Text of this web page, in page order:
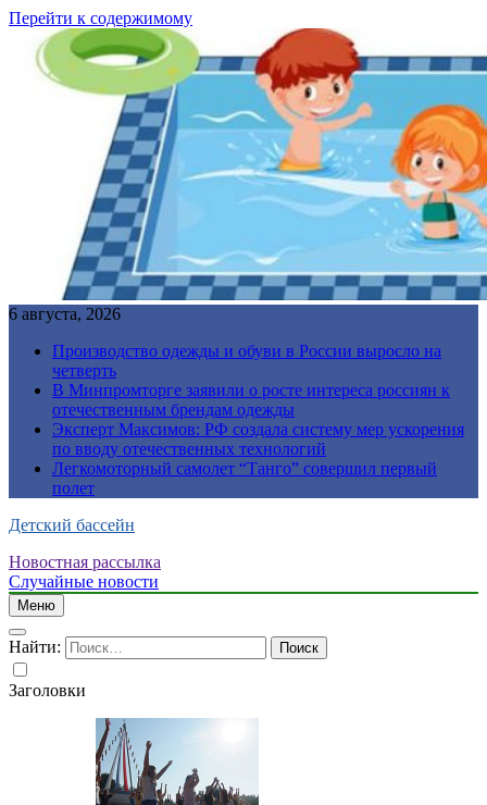
Перейти к содержимому
6 августа, 2026
Производство одежды и обуви в России выросло на
четверть
В Минпромторге заявили о росте интереса россиян к
отечественным брендам одежды
Эксперт Максимов: РФ создала систему мер ускорения
по вводу отечественных технологий
Легкомоторный самолет “Танго” совершил первый
полет
Детский бассейн
Новостная рассылка
Случайные новости
Меню
Найти:
Заголовки